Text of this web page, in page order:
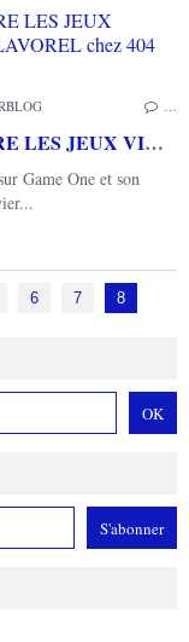
[REVUE LIVRE GEEK] COMPRENDRE LES JEUX VIDEO de Julien TELLOUCK et Mathias LAVOREL chez 404 Editions
Game One et son
6 7 8